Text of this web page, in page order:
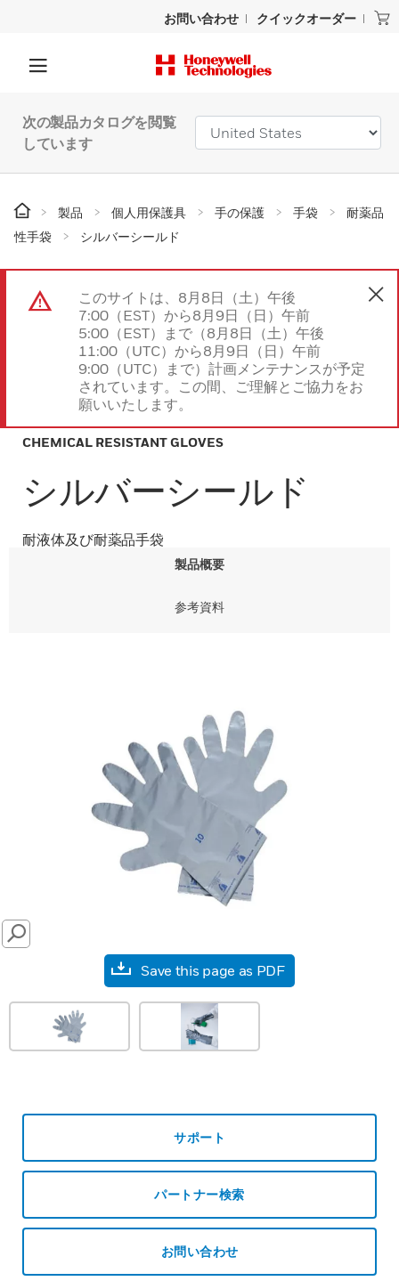
お問い合わせ クイックオーダー
次の製品カタログを閲覧
しています
製品 個人用保護具 手の保護 手袋
耐薬品
性手袋
シルバーシールド
このサイトは、8月8日（土）午後
7:00（EST）から8月9日（日）午前
5:00（EST）まで（8月8日（土）午後
11:00（UTC）から8月9日（日）午前
9:00（UTC）まで）計画メンテナンスが予定
されています。この間、ご理解とご協力をお
願いいたします。
CHEMICAL RESISTANT GLOVES
シルバーシールド
耐液体及び耐薬品手袋
製品概要
参考資料
SEARCH
Save this page as PDF
サポート
パートナー検索
お問い合わせ